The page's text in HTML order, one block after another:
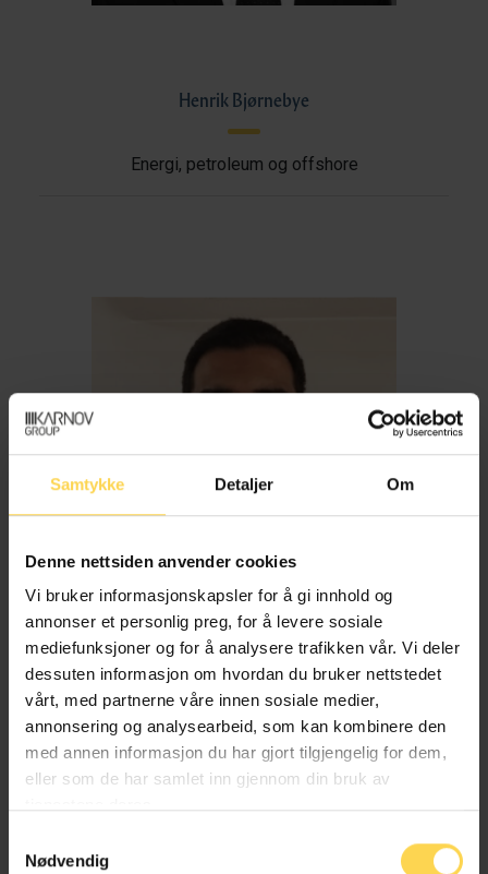
Samtykke Detaljer Om
Denne nettsiden anvender cookies
Vi bruker informasjonskapsler for å gi innhold og
annonser et personlig preg, for å levere sosiale
mediefunksjoner og for å analysere trafikken vår. Vi deler
dessuten informasjon om hvordan du bruker nettstedet
vårt, med partnerne våre innen sosiale medier,
annonsering og analysearbeid, som kan kombinere den
med annen informasjon du har gjort tilgjengelig for dem,
eller som de har samlet inn gjennom din bruk av
Nødvendig
Henrik Bjørnebye
Energi, petroleum og offshore
Imran Haider
Trygderett og pensjonsrett